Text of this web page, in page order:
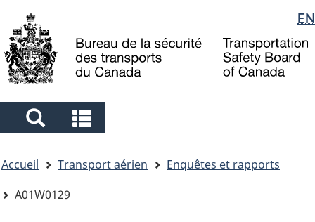
to
main
to
"About
government"
à
la
Sélection
de
la
langue
EN
Search
and
menus
and
menus
êtes
ici
Accueil Transport aérien
Enquêtes et rapports
A01W0129